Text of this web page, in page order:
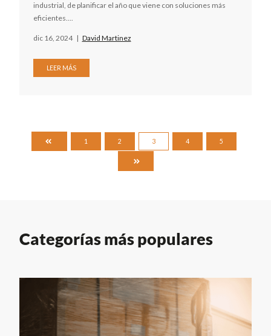
industrial, de planificar el año que viene con soluciones más
eficientes....
dic 16, 2024 | David Martinez
LEER MÁS
1 2 3 4 5
ÚLTIMA
Categorías más populares